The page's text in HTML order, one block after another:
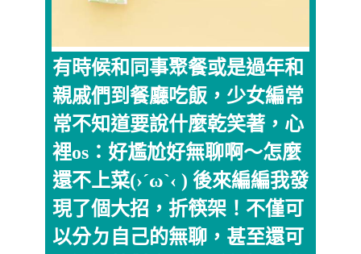
有時候和同事聚餐或是過年和
親戚們到餐廳吃飯，少女編常
常不知道要說什麼乾笑著，心
裡os：好尷尬好無聊啊～怎麼
還不上菜(›´ω`‹ ) 後來編編我發
現了個大招，折筷架！不僅可
以分ㄉ自己的無聊，甚至還可